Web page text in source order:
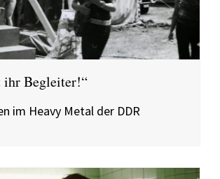
ihr Begleiter!“
im Heavy Metal der DDR